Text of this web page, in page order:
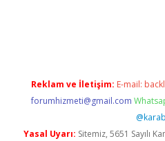
Reklam ve İletişim: E-mail:
forumhizmeti@gmail.com
Yasal Uyarı: Sitemiz, 5651 Sayılı